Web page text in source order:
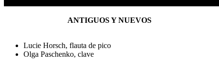
ANTIGUOS Y NUEVOS
Lucie Horsch, flauta de pico
Olga Paschenko, clave